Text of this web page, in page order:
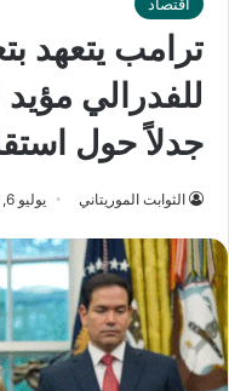
ترامب يتعهد
للفدرالي
جدلاً حول
الثوابت الموريتاني يوليو 6, 2025